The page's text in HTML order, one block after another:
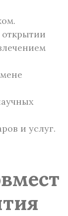
и услуг.